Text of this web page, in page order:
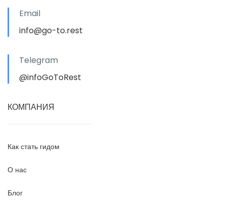
Email
info@go-to.rest
Telegram
@infoGoToRest
КОМПАНИЯ
Как стать гидом
О нас
Блог